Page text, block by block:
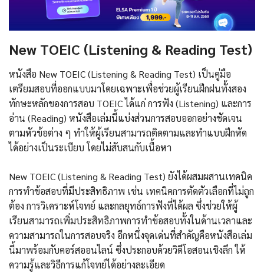
New TOEIC (Listening & Reading Test)
หนังสือ New TOEIC (Listening & Reading Test) เป็นคู่มือ
เตรียมสอบที่ออกแบบมาโดยเฉพาะเพื่อช่วยผู้เรียนฝึกฝนทั้งสอง
ทักษะหลักของการสอบ TOEIC ได้แก่ การฟัง (Listening) และการ
อ่าน (Reading) หนังสือเล่มนี้แบ่งส่วนการสอบออกอย่างชัดเจน
ตามหัวข้อต่าง ๆ ทำให้ผู้เรียนสามารถติดตามและทำแบบฝึกหัด
ได้อย่างเป็นระเบียบ โดยไม่สับสนกับเนื้อหา
New TOEIC (Listening & Reading Test) ยังได้ผสมผสานเทคนิค
การทำข้อสอบที่มีประสิทธิภาพ เช่น เทคนิคการตัดตัวเลือกที่ไม่ถูก
ต้อง การวิเคราะห์โจทย์ และกลยุทธ์การฟังที่ได้ผล ซึ่งช่วยให้ผู้
เรียนสามารถเพิ่มประสิทธิภาพการทำข้อสอบทั้งในด้านเวลาและ
ความสามารถในการสอบจริง อีกหนึ่งจุดเด่นที่สำคัญคือหนังสือเล่ม
นี้มาพร้อมกับคอร์สออนไลน์ ซึ่งประกอบด้วยวิดีโอสอนเชิงลึก ให้
ความรู้และวิธีการแก้โจทย์ได้อย่างละเอียด